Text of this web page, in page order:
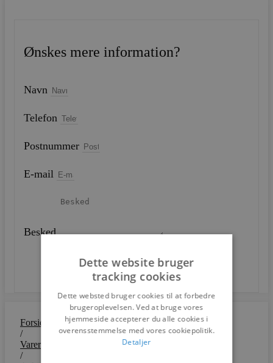
Ønskes mere information?
Navn
Telefon
Postnummer
E-mail
Besked
SEND
Forside
/
Varer
/
Dette website bruger
tracking cookies
Dette websted bruger cookies til at forbedre
brugeroplevelsen. Ved at bruge vores
hjemmeside accepterer du alle cookies i
overensstemmelse med vores cookiepolitik.
Detaljer